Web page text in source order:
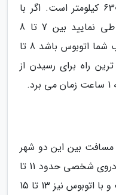
فاصله شیراز تا بندرعباس حدود 630 کیلومتر است. اگر با
خودروی شخصی این مسافت را طی نمایید بین 7 تا 8
ساعت زمان می برد؛ اما اگر انتخاب شما اتوبوس باشد 8 تا
راه برای رسیدن از
مسافت بین این دو شهر
1060 کیلومتر است. برای سفر با خودروی شخصی حدود 11 تا
13 ساعت مسیر پیش روی شماست و با اتوبوس نیز 13 تا 15